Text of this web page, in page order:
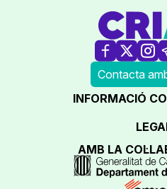
Contacta
INFORMACIÓ
AMB LA